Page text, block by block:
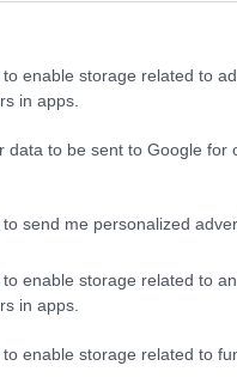
enable storage related to
in apps.
data to be sent to Google for
send me personalized
enable storage related to
in apps.
enable storage related to
Tetszik 0